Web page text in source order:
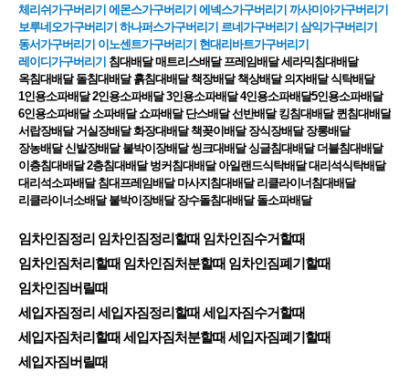
체리쉬가구버리기 에몬스가구버리기 에넥스가구버리기 까사미아가구버리기
보루네오가구버리기 하나퍼스가구버리기 르네가구버리기 삼익가구버리기
동서가구버리기 이노센트가구버리기 현대리바트가구버리기
레이디가구버리기 침대배달 매트리스배달 프레임배달 세라믹침대배달
옥침대배달 돌침대배달 흙침대배달 책장배달 책상배달 의자배달 식탁배달
1인용소파배달 2인용소파배달 3인용소파배달 4인용소파배달5인용소파배달
6인용소파배달 소파배달 쇼파배달 단스배달 선반배달 킹침대배달 퀸침대배달
서랍장배달 거실장배달 화장대배달 책꽂이배달 장식장배달 장롱배달
장농배달 신발장배달 붙박이장배달 씽크대배달 싱글침대배달 더블침대배달
이층침대배달 2층침대배달 벙커침대배달 아일랜드식탁배달 대리석식탁배달
대리석소파배달 침대프레임배달 마사지침대배달 리클라이너침대배달
리클라이너소배달 붙박이장배달 장수돌침대배달 돌소파배달
임차인짐정리 임차인짐정리할때 임차인짐수거할때
임차인짐처리할때 임차인짐처분할때 임차인짐폐기할때
임차인짐버릴때
세입자짐정리 세입자짐정리할때 세입자짐수거할때
세입자짐처리할때 세입자짐처분할때 세입자짐폐기할때
세입자짐버릴때